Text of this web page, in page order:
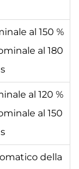
al 150 %
al 180
al 120 %
al 150
della